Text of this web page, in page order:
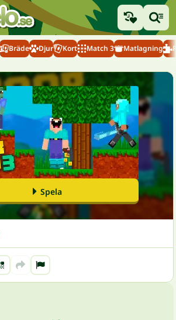
Bräde Djur Kort Match 3 Matlagning
Spela